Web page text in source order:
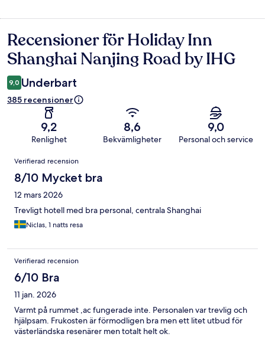
Recensioner
Recensioner för Holiday Inn
Shanghai Nanjing Road by IHG
9,0 Underbart
385 recensioner
9,2
Renlighet
8,6
Bekvämligheter
9,0
Personal och service
Recensioner
Verifierad recension
8/10 Mycket bra
12 mars 2026
Trevligt hotell med bra personal, centrala Shanghai
Niclas, 1 natts resa
Verifierad recension
6/10 Bra
11 jan. 2026
Varmt på rummet ,ac fungerade inte. Personalen var trevlig och
hjälpsam. Frukosten är förmodligen bra men ett litet utbud för
västerländska resenärer men totalt helt ok.